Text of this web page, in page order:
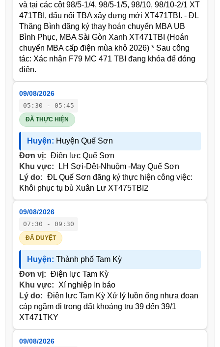
và tại các cột 98/5-1/4, 98/5-1/5, 98/10, 98/10-2/1 XT
471TBI, đấu nối TBA xây dựng mới XT471TBI. - ĐL
Thăng Bình đăng ký thay hoán chuyển MBA UB
Bình Phục, MBA Sài Gòn Xanh XT471TBI (Hoán
chuyển MBA cấp điện mùa khô 2026) * Sau công
tác: Xác nhận F79 MC 471 TBI đang khóa để đóng
điện.
09/08/2026
05:30 - 05:45
ĐÃ THỰC HIỆN
Huyện: Huyện Quế Sơn
Đơn vị: Điện lực Quế Sơn
Khu vực:
LH Sợi-Dệt-Nhuộm -May Quế Sơn
Lý do: ĐL Quế Sơn đăng ký thực hiện công việc:
Khôi phục tụ bù Xuân Lư XT475TBI2
09/08/2026
07:30 - 09:30
ĐÃ DUYỆT
Huyện: Thành phố Tam Kỳ
Đơn vị: Điện lực Tam Kỳ
Khu vực:
Xí nghiệp In báo
Lý do: Điện lực Tam Kỳ Xử lý luồn ống nhựa đoạn
cáp ngầm đi trong đất khoảng trụ 39 đến 39/1
XT471TKY
09/08/2026